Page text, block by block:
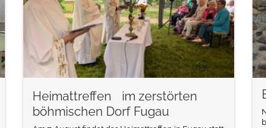
Heimattreffen im zerstörten
böhmischen Dorf Fugau